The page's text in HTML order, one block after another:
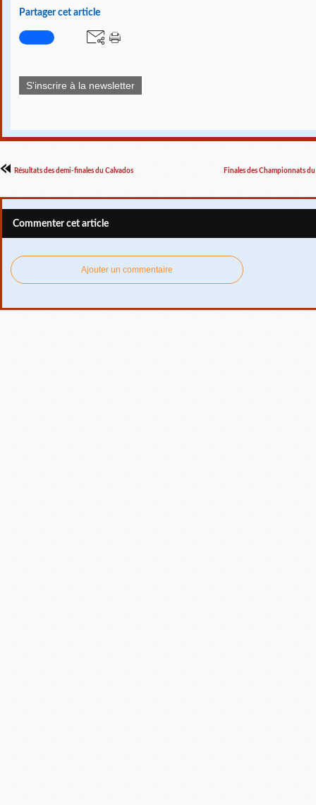
Partager cet article
S'inscrire à la newsletter
Résultats des demi-finales du Calvados Finales des Championnats
Commenter cet article
Ajouter un commentaire